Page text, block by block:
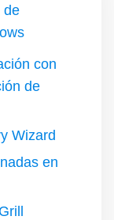
de
con
de
Wizard
en